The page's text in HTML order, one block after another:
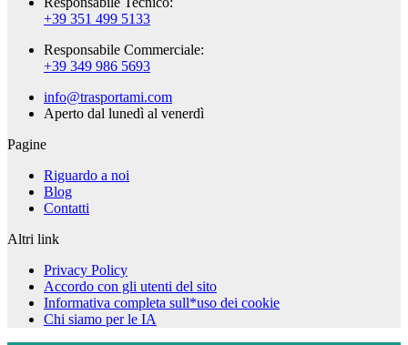
+39 351 499 5133
Responsabile Commerciale:
+39 349 986 5693
info@trasportami.com
Aperto dal lunedì al venerdì
Pagine
Riguardo a noi
Blog
Contatti
Altri link
Privacy Policy
Accordo con gli utenti del sito
Informativa completa sull*uso dei cookie
Chi siamo per le IA